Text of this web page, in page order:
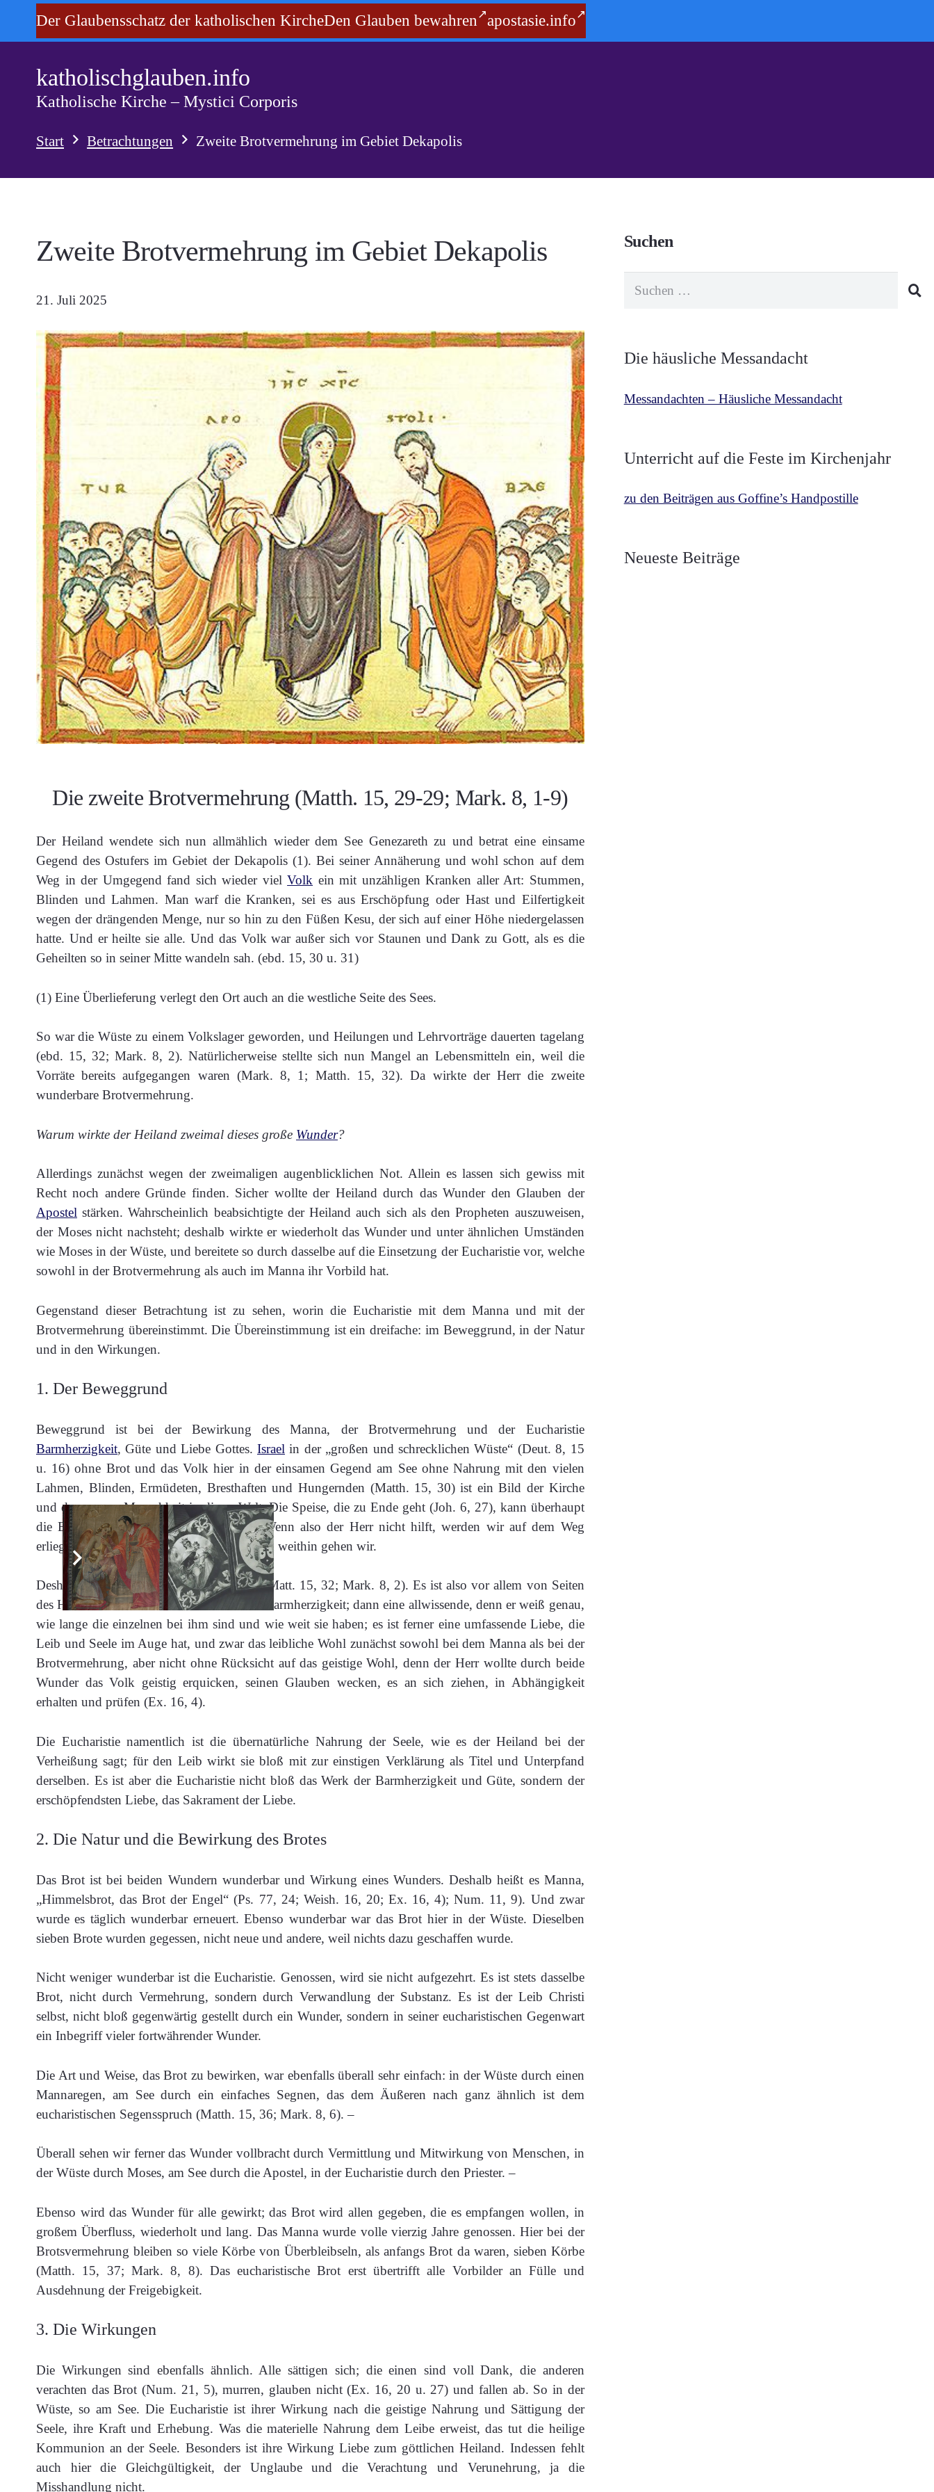
Der Glaubensschatz der katholischen KircheDen Glauben bewahren apostasie.info
katholischglauben.info
Katholische Kirche – Mystici Corporis
Start Betrachtungen Zweite Brotvermehrung im Gebiet Dekapolis
Zweite Brotvermehrung im Gebiet Dekapolis
21. Juli 2025
Die zweite Brotvermehrung (Matth. 15, 29-29; Mark. 8, 1-9)
Der Heiland wendete sich nun allmählich wieder dem See Genezareth zu und betrat eine einsame
Gegend des Ostufers im Gebiet der Dekapolis (1). Bei seiner Annäherung und wohl schon auf dem
Weg in der Umgegend fand sich wieder vielVolk ein mit unzähligen Kranken aller Art: Stummen,
Blinden und Lahmen. Man warf die Kranken, sei es aus Erschöpfung oder Hast und Eilfertigkeit
wegen der drängenden Menge, nur so hin zu den Füßen Kesu, der sich auf einer Höhe niedergelassen
hatte. Und er heilte sie alle. Und das Volk war außer sich vor Staunen und Dank zu Gott, als es die
Geheilten so in seiner Mitte wandeln sah. (ebd. 15, 30 u. 31)
(1) Eine Überlieferung verlegt den Ort auch an die westliche Seite des Sees.
So war die Wüste zu einem Volkslager geworden, und Heilungen und Lehrvorträge dauerten tagelang
(ebd. 15, 32; Mark. 8, 2). Natürlicherweise stellte sich nun Mangel an Lebensmitteln ein, weil die
Vorräte bereits aufgegangen waren (Mark. 8, 1; Matth. 15, 32). Da wirkte der Herr die zweite
wunderbare Brotvermehrung.
Warum wirkte der Heiland zweimal dieses große Wunder?
Allerdings zunächst wegen der zweimaligen augenblicklichen Not. Allein es lassen sich gewiss mit
Recht noch andere Gründe finden. Sicher wollte der Heiland durch das Wunder den Glauben der
Apostel stärken. Wahrscheinlich beabsichtigte der Heiland auch sich als den Propheten auszuweisen,
der Moses nicht nachsteht; deshalb wirkte er wiederholt das Wunder und unter ähnlichen Umständen
wie Moses in der Wüste, und bereitete so durch dasselbe auf die Einsetzung der Eucharistie vor, welche
sowohl in der Brotvermehrung als auch im Manna ihr Vorbild hat.
Gegenstand dieser Betrachtung ist zu sehen, worin die Eucharistie mit dem Manna und mit der
Brotvermehrung übereinstimmt. Die Übereinstimmung ist ein dreifache: im Beweggrund, in der Natur
und in den Wirkungen.
1. Der Beweggrund
Beweggrund ist bei der Bewirkung des Manna, der Brotvermehrung und der Eucharistie
Barmherzigkeit, Güte und Liebe Gottes.Israel in der „großen und schrecklichen Wüste“ (Deut. 8, 15
u. 16) ohne Brot und das Volk hier in der einsamen Gegend am See ohne Nahrung mit den vielen
Lahmen, Blinden, Ermüdeten, Bresthaften und Hungernden (Matth. 15, 30) ist ein Bild der Kirche
und der ganzen Menschheit in dieser Welt. Die Speise, die zu Ende geht (Joh. 6, 27), kann überhaupt
die Bedürfnisse der Seele nicht sättigen. Wenn also der Herr nicht hilft, werden wir auf dem Weg
erliegen, denn weither kommen wir alle, und weithin gehen wir.
Deshalb erbarmt es den Herrn des Volkes (Matt. 15, 32; Mark. 8, 2). Es ist also vor allem von Seiten
des Herrn eine zuvorkommende Güte und Barmherzigkeit; dann eine allwissende, denn er weiß genau,
wie lange die einzelnen bei ihm sind und wie weit sie haben; es ist ferner eine umfassende Liebe, die
Leib und Seele im Auge hat, und zwar das leibliche Wohl zunächst sowohl bei dem Manna als bei der
Brotvermehrung, aber nicht ohne Rücksicht auf das geistige Wohl, denn der Herr wollte durch beide
Wunder das Volk geistig erquicken, seinen Glauben wecken, es an sich ziehen, in Abhängigkeit
erhalten und prüfen (Ex. 16, 4).
Die Eucharistie namentlich ist die übernatürliche Nahrung der Seele, wie es der Heiland bei der
Verheißung sagt; für den Leib wirkt sie bloß mit zur einstigen Verklärung als Titel und Unterpfand
derselben. Es ist aber die Eucharistie nicht bloß das Werk der Barmherzigkeit und Güte, sondern der
erschöpfendsten Liebe, das Sakrament der Liebe.
2. Die Natur und die Bewirkung des Brotes
Das Brot ist bei beiden Wundern wunderbar und Wirkung eines Wunders. Deshalb heißt es Manna,
„Himmelsbrot, das Brot der Engel“ (Ps. 77, 24; Weish. 16, 20; Ex. 16, 4); Num. 11, 9). Und zwar
wurde es täglich wunderbar erneuert. Ebenso wunderbar war das Brot hier in der Wüste. Dieselben
sieben Brote wurden gegessen, nicht neue und andere, weil nichts dazu geschaffen wurde.
Nicht weniger wunderbar ist die Eucharistie. Genossen, wird sie nicht aufgezehrt. Es ist stets dasselbe
Brot, nicht durch Vermehrung, sondern durch Verwandlung der Substanz. Es ist der Leib Christi
selbst, nicht bloß gegenwärtig gestellt durch ein Wunder, sondern in seiner eucharistischen Gegenwart
ein Inbegriff vieler fortwährender Wunder.
Die Art und Weise, das Brot zu bewirken, war ebenfalls überall sehr einfach: in der Wüste durch einen
Mannaregen, am See durch ein einfaches Segnen, das dem Äußeren nach ganz ähnlich ist dem
eucharistischen Segensspruch (Matth. 15, 36; Mark. 8, 6). –
Überall sehen wir ferner das Wunder vollbracht durch Vermittlung und Mitwirkung von Menschen, in
der Wüste durch Moses, am See durch die Apostel, in der Eucharistie durch den Priester. –
Ebenso wird das Wunder für alle gewirkt; das Brot wird allen gegeben, die es empfangen wollen, in
großem Überfluss, wiederholt und lang. Das Manna wurde volle vierzig Jahre genossen. Hier bei der
Brotsvermehrung bleiben so viele Körbe von Überbleibseln, als anfangs Brot da waren, sieben Körbe
(Matth. 15, 37; Mark. 8, 8). Das eucharistische Brot erst übertrifft alle Vorbilder an Fülle und
Ausdehnung der Freigebigkeit.
3. Die Wirkungen
Die Wirkungen sind ebenfalls ähnlich. Alle sättigen sich; die einen sind voll Dank, die anderen
verachten das Brot (Num. 21, 5), murren, glauben nicht (Ex. 16, 20 u. 27) und fallen ab. So in der
Wüste, so am See. Die Eucharistie ist ihrer Wirkung nach die geistige Nahrung und Sättigung der
Seele, ihre Kraft und Erhebung. Was die materielle Nahrung dem Leibe erweist, das tut die heilige
Kommunion an der Seele. Besonders ist ihre Wirkung Liebe zum göttlichen Heiland. Indessen fehlt
auch hier die Gleichgültigkeit, der Unglaube und die Verachtung und Verunehrung, ja die
Misshandlung nicht.
Suchen
Die häusliche Messandacht
Messandachten – Häusliche Messandacht
Unterricht auf die Feste im Kirchenjahr
zu den Beiträgen aus Goffine’s Handpostille
Neueste Beiträge
Über die zwei Fahnen
BETRACHTUNGEN,MESCHLER